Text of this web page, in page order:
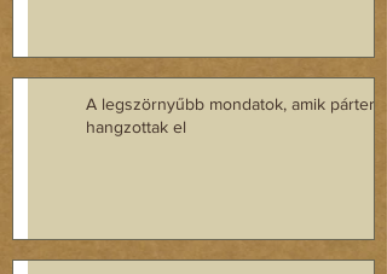
A legszörnyűbb mondatok, amik
hangzottak el